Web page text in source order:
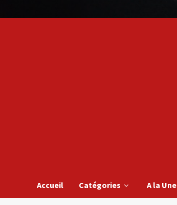
Accueil Catégories A la Une